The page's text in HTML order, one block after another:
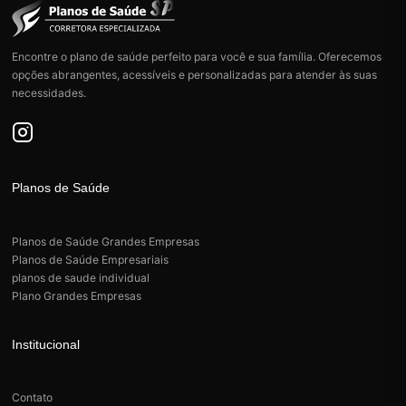
s
a
Encontre o plano de saúde perfeito para você e sua família. Oferecemos
opções abrangentes, acessíveis e personalizadas para atender às suas
necessidades.
Planos de Saúde
Planos de Saúde Grandes Empresas
Planos de Saúde Empresariais
planos de saude individual
Plano Grandes Empresas
Institucional
Contato